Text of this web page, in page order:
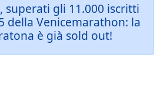
superati gli 11.000 iscritti
della Venicemarathon: la
è già sold out!